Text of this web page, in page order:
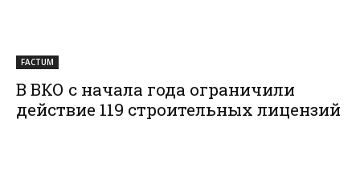
FACTUM
В ВКО с начала года ограничили
действие 119 строительных лицензий